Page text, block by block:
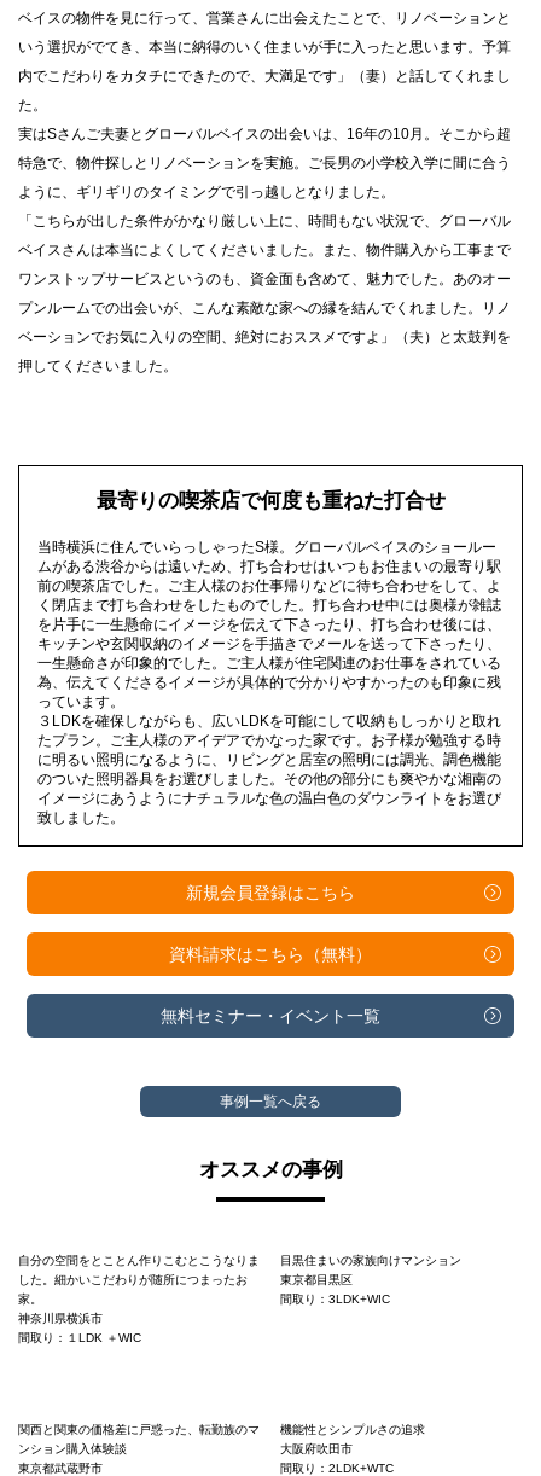
ベイスの物件を見に行って、営業さんに出会えたことで、リノベーションと
いう選択がでてき、本当に納得のいく住まいが手に入ったと思います。予算
内でこだわりをカタチにできたので、大満足です」（妻）と話してくれまし
た。
実はSさんご夫妻とグローバルベイスの出会いは、16年の10月。そこから超
特急で、物件探しとリノベーションを実施。ご長男の小学校入学に間に合う
ように、ギリギリのタイミングで引っ越しとなりました。
「こちらが出した条件がかなり厳しい上に、時間もない状況で、グローバル
ベイスさんは本当によくしてくださいました。また、物件購入から工事まで
ワンストップサービスというのも、資金面も含めて、魅力でした。あのオー
プンルームでの出会いが、こんな素敵な家への縁を結んでくれました。リノ
ベーションでお気に入りの空間、絶対におススメですよ」（夫）と太鼓判を
押してくださいました。
最寄りの喫茶店で何度も重ねた打合せ
当時横浜に住んでいらっしゃったS様。グローバルベイスのショールー
ムがある渋谷からは遠いため、打ち合わせはいつもお住まいの最寄り駅
前の喫茶店でした。ご主人様のお仕事帰りなどに待ち合わせをして、よ
く閉店まで打ち合わせをしたものでした。打ち合わせ中には奥様が雑誌
を片手に一生懸命にイメージを伝えて下さったり、打ち合わせ後には、
キッチンや玄関収納のイメージを手描きでメールを送って下さったり、
一生懸命さが印象的でした。ご主人様が住宅関連のお仕事をされている
為、伝えてくださるイメージが具体的で分かりやすかったのも印象に残
っています。
３LDKを確保しながらも、広いLDKを可能にして収納もしっかりと取れ
たプラン。ご主人様のアイデアでかなった家です。お子様が勉強する時
に明るい照明になるように、リビングと居室の照明には調光、調色機能
のついた照明器具をお選びしました。その他の部分にも爽やかな湘南の
イメージにあうようにナチュラルな色の温白色のダウンライトをお選び
致しました。
新規会員登録はこちら
資料請求はこちら（無料）
無料セミナー・ イベント一覧
事例一覧へ戻る
オススメの事例
自分の空間をとことん作りこむとこうなりま
した。細かいこだわりが随所につまったお
家。
神奈川県横浜市
間取り：１LDK ＋WIC
目黒住まいの家族向けマンション
東京都目黒区
間取り：3LDK+WIC
関西と関東の価格差に戸惑った、転勤族のマ
ンション購入体験談
東京都武蔵野市
機能性とシンプルさの追求
大阪府吹田市
間取り：2LDK+WTC